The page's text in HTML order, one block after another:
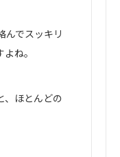
んでスッキリ
ね。
、ほとんどの